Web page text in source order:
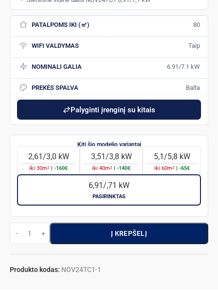
PATALPOMS IKI (㎡) 80
WIFI VALDYMAS Taip
NOMINALI GALIA 6.91/7.1 kW
PREKĖS SPALVA Balta
Palyginti įrenginį su kitais
2,61/3,0 kW
iki 30m2 -160€
3,51/3,8 kW
iki 40m2 -140€
5,1/5,8 kW
iki 60m2 -65€
6,91/,71 kW
PASIRINKTAS
Į KREPŠELĮ
Produkto kodas: NOV24TC1-1